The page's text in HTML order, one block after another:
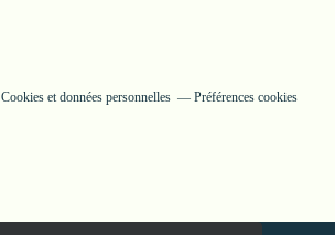
Cookies et données personnelles Préférences cookies